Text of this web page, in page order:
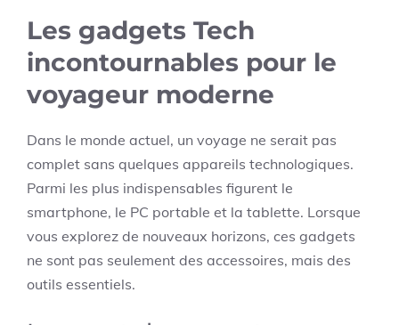
Les gadgets Tech
incontournables pour le
voyageur moderne
Dans le monde actuel, un voyage ne serait pas
complet sans quelques appareils technologiques.
Parmi les plus indispensables figurent le
smartphone, le PC portable et la tablette. Lorsque
vous explorez de nouveaux horizons, ces gadgets
ne sont pas seulement des accessoires, mais des
outils essentiels.